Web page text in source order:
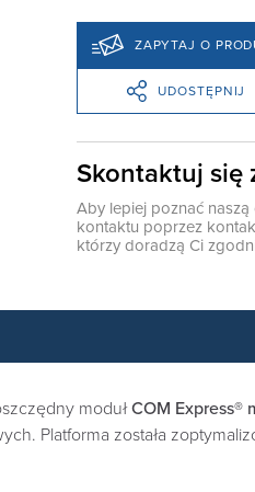
ZAPYTAJ O
UDOSTĘPNIJ
Skontaktuj się
Aby lepiej poznać
kontaktu poprzez
którzy doradzą Ci
modułCOM Express®
Platforma została